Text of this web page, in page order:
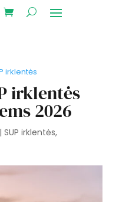
irklentės
irklentės
2026
| SUP irklentės,